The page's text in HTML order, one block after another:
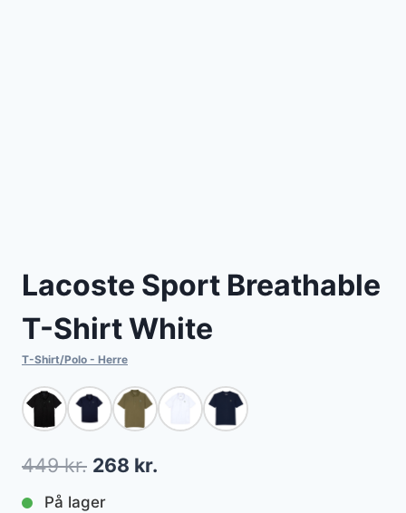
Lacoste Sport Breathable
T-Shirt White
T-Shirt/Polo - Herre
449kr. Den
oprindelige
268 kr.
På lager